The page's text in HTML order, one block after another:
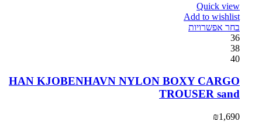
Quick view
Add to wishlist
בחר אפשרויות
36
38
40
HAN KJOBENHAVN NYLON BOXY CARGO
TROUSER sand
₪1,690